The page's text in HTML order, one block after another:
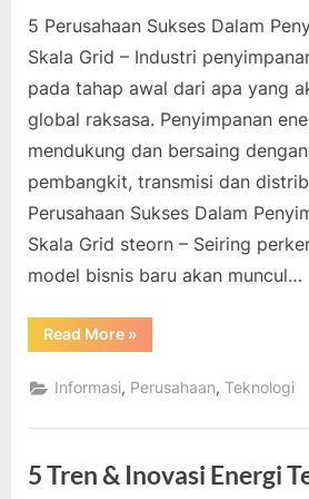
5 Perusahaan Sukses Dalam
Skala Grid – Industri
pada tahap awal dari apa yang
global raksasa. Penyimpanan
mendukung dan bersaing
pembangkit, transmisi dan
Perusahaan Sukses Dalam
Skala Grid steorn – Seiring
model bisnis baru akan muncul…
Read More“5
Perusahaan
Dalam
Penyimpanan
Skala
»
Informasi, Perusahaan,Teknologi
5 Tren & Inovasi Energi